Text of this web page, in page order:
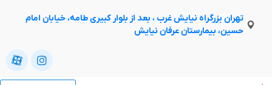
تهران بزرگراه نیایش غرب ، بعد از بلوار کبیری طامه، خیابان امام
حسین، بیمارستان عرفان نیایش